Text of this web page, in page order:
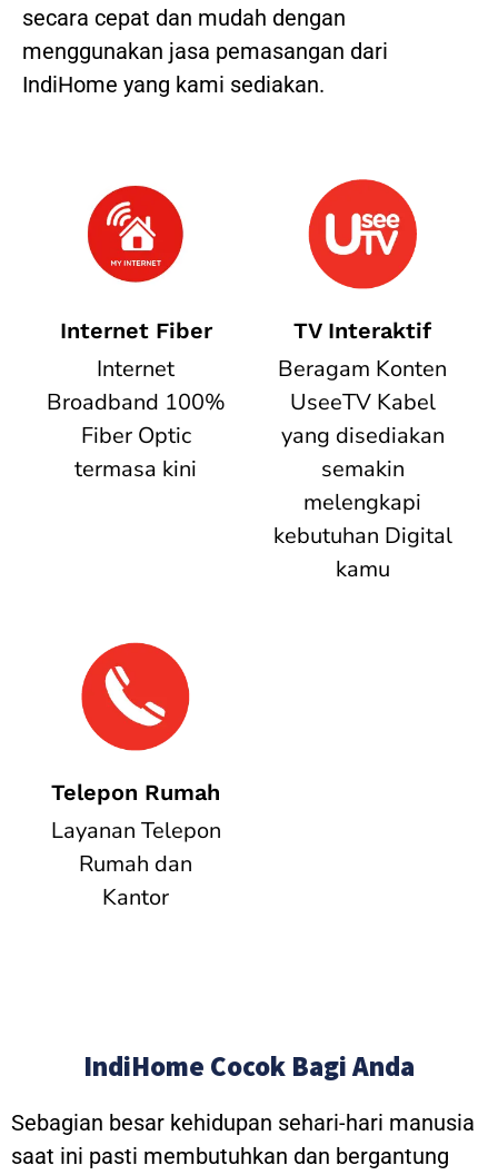
secara cepat dan mudah dengan
menggunakan jasa pemasangan dari
IndiHome yang kami sediakan.
Internet Fiber
Internet
Broadband 100%
Fiber Optic
termasa kini
TV Interaktif
Beragam Konten
UseeTV Kabel
yang disediakan
semakin
melengkapi
kebutuhan Digital
kamu
Telepon Rumah
Layanan Telepon
Rumah dan
Kantor
IndiHome Cocok Bagi Anda
Sebagian besar kehidupan sehari-hari manusia
saat ini pasti membutuhkan dan bergantung